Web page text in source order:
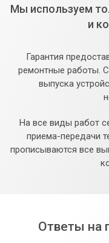
Мы используем
и
Гарантия
ремонтные работы.
выпуска
На все виды работ
приема-передачи
прописываются все
Ответы на